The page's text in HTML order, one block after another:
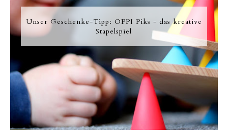
Unser Geschenke-Tipp: OPPI Piks - das kreative
Stapelspiel